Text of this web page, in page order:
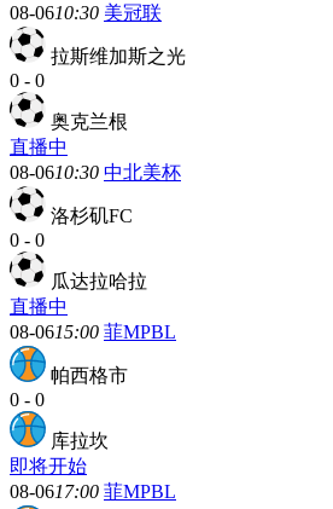
08-0610:30 美冠联
拉斯维加斯之光
0 - 0
奥克兰根
直播中
08-0610:30 中北美杯
洛杉矶FC
0 - 0
瓜达拉哈拉
直播中
08-0615:00 菲MPBL
帕西格市
0 - 0
库拉坎
即将开始
08-0617:00 菲MPBL